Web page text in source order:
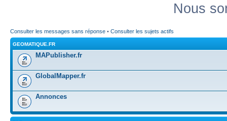
Nous
Consulter les messages sans réponse • Consulter les sujets actifs
GEOMATIQUE.FR
MAPublisher.fr
GlobalMapper.fr
Annonces